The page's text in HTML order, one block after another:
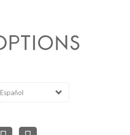
Español